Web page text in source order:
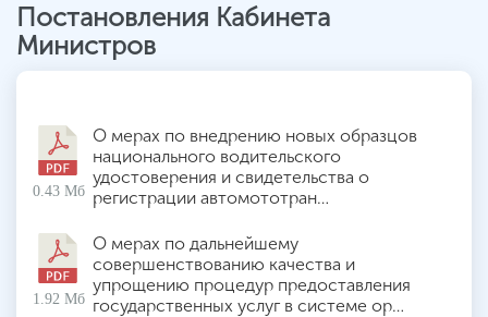
Постановления Кабинета
Министров
0.43 Мб
О мерах по внедрению новых образцов
национального водительского
удостоверения и свидетельства о
регистрации автомототран…
1.92 Мб
О мерах по дальнейшему
совершенствованию качества и
упрощению процедур предоставления
государственных услуг в системе ор…